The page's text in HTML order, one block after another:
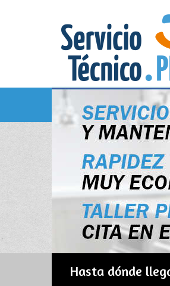
Hasta dónde